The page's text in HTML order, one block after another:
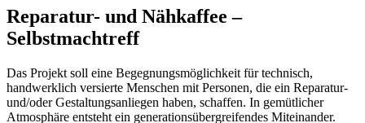
Reparatur- und Nähkaffee –
Selbstmachtreff
Das Projekt soll eine Begegnungsmöglichkeit für technisch,
handwerklich versierte Menschen mit Personen, die ein Reparatur-
und/oder Gestaltungsanliegen haben, schaffen. In gemütlicher
Atmosphäre entsteht ein generationsübergreifendes Miteinander.